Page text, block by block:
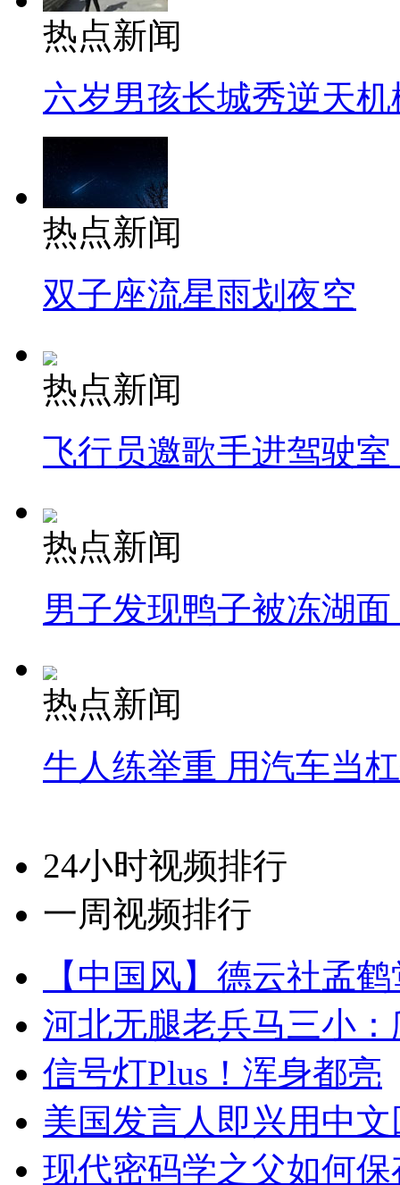
热点新闻
六岁男孩长城秀逆天机
热点新闻
双子座流星雨划夜空
热点新闻
飞行员邀歌手进驾驶
热点新闻
男子发现鸭子被冻湖
热点新闻
牛人练举重 用汽车当
24小时视频排行
一周视频排行
【中国风】德云社孟
河北无腿老兵马三小
信号灯Plus！浑身都亮
美国发言人即兴用中
现代密码学之父如何